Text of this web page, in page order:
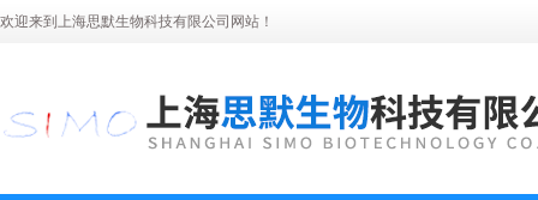
欢迎来到上海思默生物科技有限公司网站！